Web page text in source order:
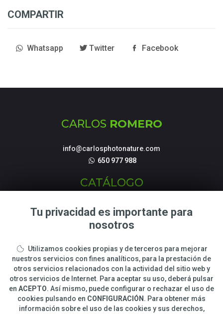
COMPARTIR
Whatsapp Twitter Facebook
CARLOS ROMERO
info@carlosphotonature.com
650 977 988
CATÁLOGO
Fotografías de Naturaleza
Tienda Online
Talleres y cursos Fotográficos
LEGAL
Sobre Carlos Romero
Condiciones de compra
Privacidad y Cookies
Tu privacidad es importante para
nosotros
Utilizamos cookies propias y de terceros para mejorar
nuestros servicios con fines analíticos, para la prestación de
otros servicios relacionados con la actividad del sitio web y
otros servicios de Internet. Para aceptar su uso, deberá pulsar
en ACEPTO. Así mismo, puede configurar o rechazar el uso de
cookies pulsando en CONFIGURACIÓN . Para obtener más
información sobre el uso de las cookies y sus derechos,